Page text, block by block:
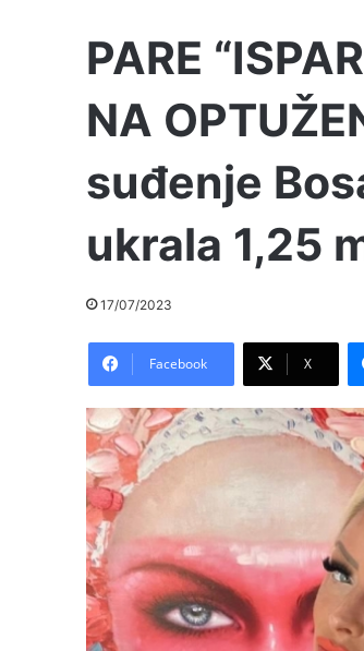
PARE
NA
suđenje
ukrala 1,25
17/07/2023
Facebook X